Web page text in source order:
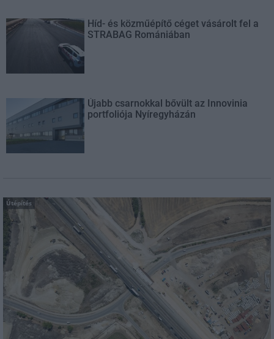
Híd- és közműépítő céget vásárolt fel a
STRABAG Romániában
Újabb csarnokkal bővült az Innovinia
portfoliója Nyíregyházán
Útépítés